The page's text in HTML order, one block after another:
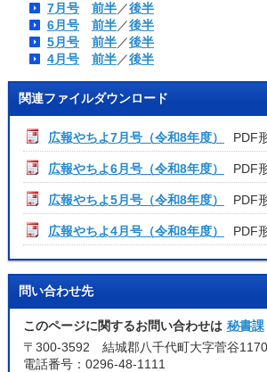
7月号
前半／後半
6月号
前半／後半
5月号
前半／後半
4月号
前半／後半
関連ファイルダウンロード
広報やちよ7月号（令和8年度） PDF
広報やちよ6月号（令和8年度） PDF
広報やちよ5月号（令和8年度） PDF
広報やちよ4月号（令和8年度） PDF
問い合わせ先
このページに関するお問い合わせは 秘書課
〒300-3592 結城郡八千代町大字菅谷1170
電話番号：0296-48-1111